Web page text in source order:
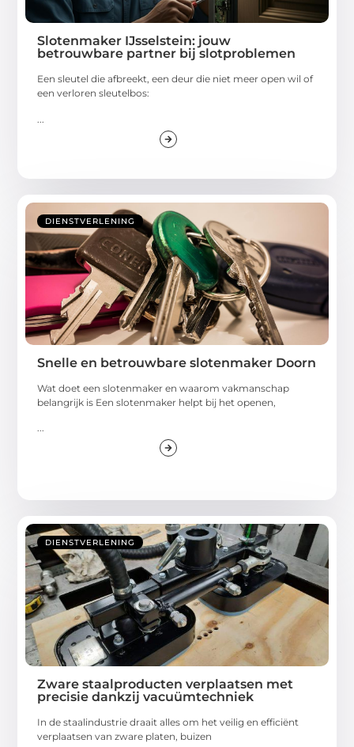
Slotenmaker IJsselstein: jouw
betrouwbare partner bij slotproblemen
Een sleutel die afbreekt, een deur die niet meer open wil of
een verloren sleutelbos:
DIENSTVERLENING
Snelle en betrouwbare slotenmaker Doorn
Wat doet een slotenmaker en waarom vakmanschap
belangrijk is Een slotenmaker helpt bij het openen,
DIENSTVERLENING
Zware staalproducten verplaatsen met
precisie dankzij vacuümtechniek
In de staalindustrie draait alles om het veilig en efficiënt
verplaatsen van zware platen, buizen